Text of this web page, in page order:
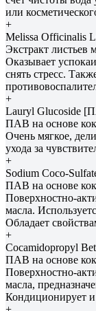
или
+
Melissa Officinalis
Экстракт листьев
Оказывает
снять стресс.
+
Lauryl Glucoside
ПАВ на основе
Очень мягкое,
ухода за
+
Sodium Coco-
ПАВ на основе
Поверхностно-
масла.
Обладает
+
Cocamidopropyl
ПАВ на основе
Поверхностно-
масла,
Кондиционирует и